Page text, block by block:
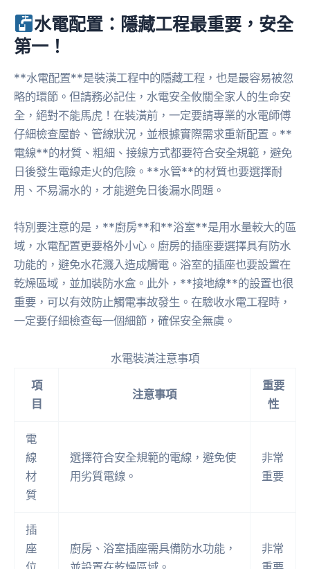
水電配置：隱藏工程最重要，安全
第一！
**水電配置**是裝潢工程中的隱藏工程，也是最容易被忽
略的環節。但請務必記住，水電安全攸關全家人的生命安
全，絕對不能馬虎！在裝潢前，一定要請專業的水電師傅
仔細檢查屋齡、管線狀況，並根據實際需求重新配置。**
電線**的材質、粗細、接線方式都要符合安全規範，避免
日後發生電線走火的危險。**水管**的材質也要選擇耐
用、不易漏水的，才能避免日後漏水問題。
特別要注意的是，**廚房**和**浴室**是用水量較大的區
域，水電配置更要格外小心。廚房的插座要選擇具有防水
功能的，避免水花濺入造成觸電。浴室的插座也要設置在
乾燥區域，並加裝防水盒。此外，**接地線**的設置也很
重要，可以有效防止觸電事故發生。在驗收水電工程時，
一定要仔細檢查每一個細節，確保安全無虞。
水電裝潢注意事項
項
目
注意事項
重要
性
電
線
材
質
選擇符合安全規範的電線，避免使
用劣質電線。
非常
重要
插
座
廚房、浴室插座需具備防水功能，
非常